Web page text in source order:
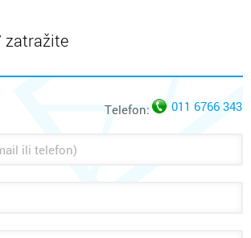
zatražite
Telefon: 011 6766 343